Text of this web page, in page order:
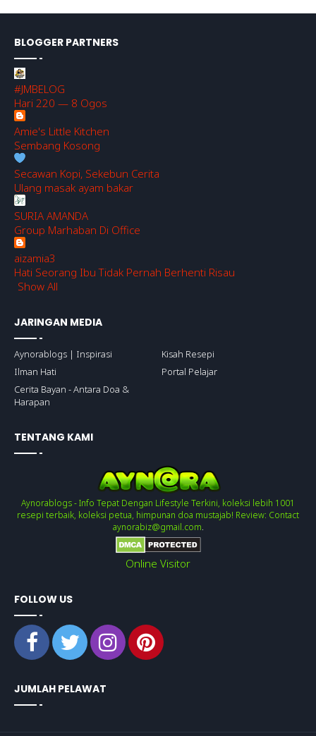
BLOGGER PARTNERS
#JMBELOG
Hari 220 — 8 Ogos
Amie's Little Kitchen
Sembang Kosong
Secawan Kopi, Sekebun Cerita
Ulang masak ayam bakar
SURIA AMANDA
Group Marhaban Di Office
aizamia3
Hati Seorang Ibu Tidak Pernah Berhenti Risau
Show All
JARINGAN MEDIA
Aynorablogs | Inspirasi
Kisah Resepi
Ilman Hati
Portal Pelajar
Cerita Bayan - Antara Doa &
Harapan
TENTANG KAMI
Aynorablogs - Info Tepat Dengan Lifestyle Terkini, koleksi lebih 1001
resepi terbaik, koleksi petua, himpunan doa mustajab! Review: Contact
aynorabiz@gmail.com.
Online Visitor
FOLLOW US
JUMLAH PELAWAT